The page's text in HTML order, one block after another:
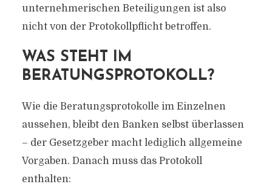
unternehmerischen Beteiligungen ist also
nicht von der Protokollpflicht betroffen.
WAS STEHT IM
BERATUNGSPROTOKOLL?
Wie die Beratungsprotokolle im Einzelnen
aussehen, bleibt den Banken selbst überlassen
– der Gesetzgeber macht lediglich allgemeine
Vorgaben. Danach muss das Protokoll
enthalten: